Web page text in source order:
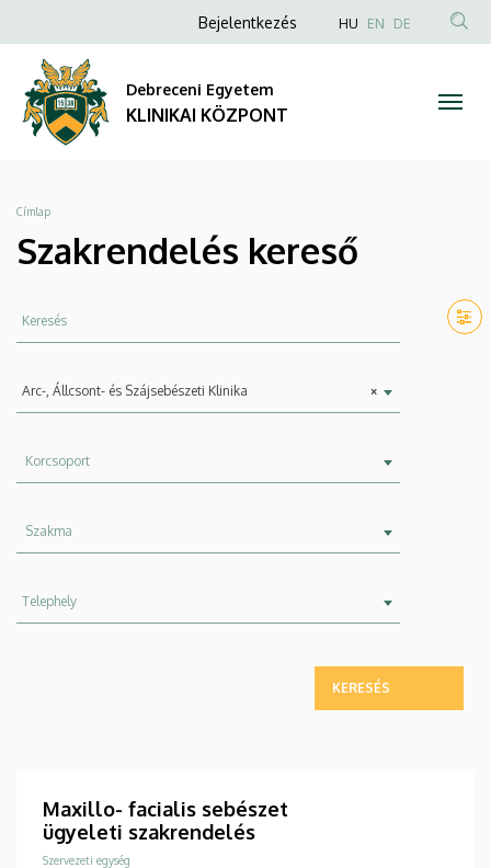
Szakrendelés
kereső
KLINIKAI
KÖZPONT
a
tartalomra
Anonim
fiók
menüje
Bejelentkezés HU EN DE
Debreceni Egyetem
KLINIKAI KÖZPONT
Morzsa
Címlap
Szakrendelés kereső
Keresés
Szervezeti
egység
×
Arc-, Állcsont- és Szájsebészeti Klinika
Korcsoport
Korcsoport
Szakma
Szakma
Telephely
Telephely
Maxillo- facialis sebészet
ügyeleti szakrendelés
Szervezeti egység